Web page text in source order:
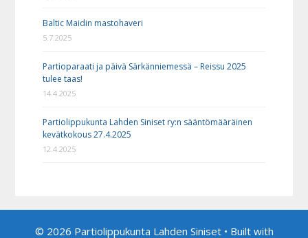
Baltic Maidin mastohaveri
5.7.2025
Partioparaati ja päivä Särkänniemessä – Reissu 2025
tulee taas!
14.4.2025
Partiolippukunta Lahden Siniset ry:n sääntömääräinen
kevätkokous 27.4.2025
12.4.2025
© 2026 Partiolippukunta Lahden Siniset• Built with